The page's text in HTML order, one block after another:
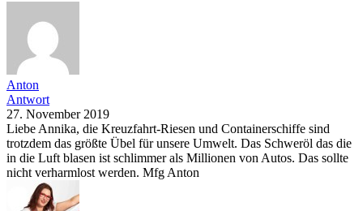
Anton
Antwort
27. November 2019
Liebe Annika, die Kreuzfahrt-Riesen und Containerschiffe sind
trotzdem das größte Übel für unsere Umwelt. Das Schweröl das die
in die Luft blasen ist schlimmer als Millionen von Autos. Das sollte
nicht verharmlost werden. Mfg Anton